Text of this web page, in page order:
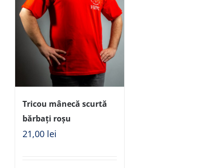
Tricou mânecă scurtă
bărbați roșu
21,00 lei